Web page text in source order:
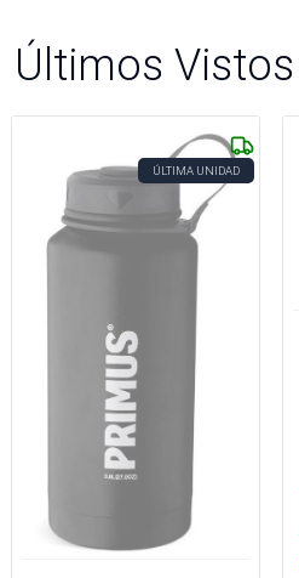
Últimos Vistos
ÚLTIMA UNIDAD